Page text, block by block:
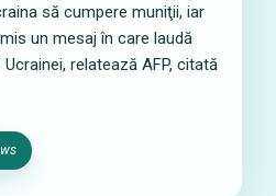
să cumpere muniţii, iar
un mesaj în care laudă
relatează AFP, citată